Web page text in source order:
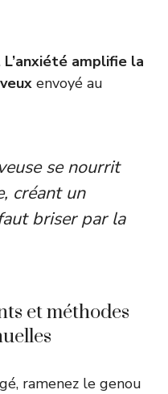
L’anxiété amplifie la
envoyé au
se nourrit
créant un
briser par la
et méthodes
ramenez le genou